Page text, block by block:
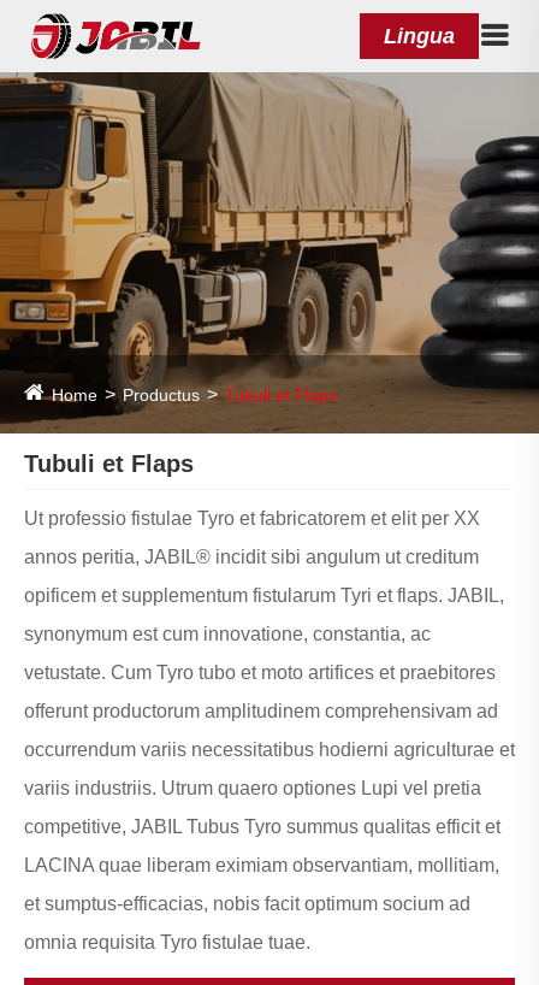
Lingua
Home Productus Tubuli et Flaps
Tubuli et Flaps
Ut professio fistulae Tyro et fabricatorem et elit per XX
annos peritia, JABIL® incidit sibi angulum ut creditum
opificem et supplementum fistularum Tyri et flaps. JABIL,
synonymum est cum innovatione, constantia, ac
vetustate. Cum Tyro tubo et moto artifices et praebitores
offerunt productorum amplitudinem comprehensivam ad
occurrendum variis necessitatibus hodierni agriculturae et
variis industriis. Utrum quaero optiones Lupi vel pretia
competitive, JABIL Tubus Tyro summus qualitas efficit et
LACINA quae liberam eximiam observantiam, mollitiam,
et sumptus-efficacias, nobis facit optimum socium ad
omnia requisita Tyro fistulae tuae.